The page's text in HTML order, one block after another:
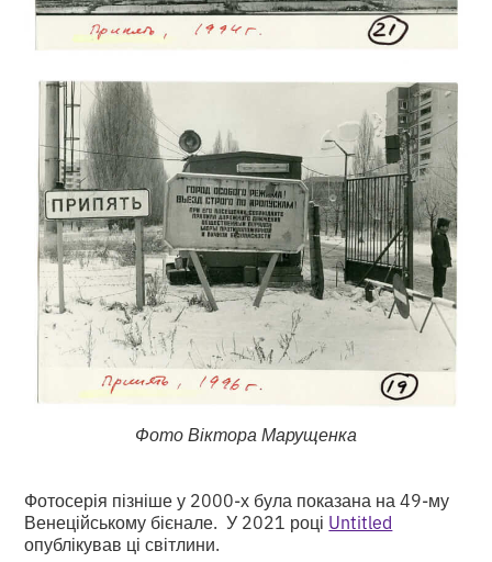
Фото Віктора Марущенка
Фотосерія пізніше у 2000-х була показана на 49-му
Венеційському бієнале. У 2021 році Untitled
опублікував ці світлини.